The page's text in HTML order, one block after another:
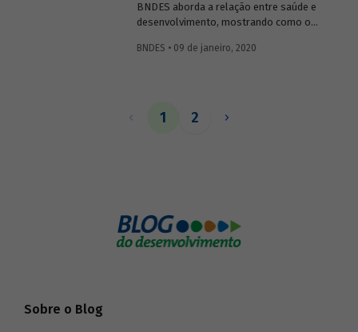
BNDES aborda a relação entre saúde e
desenvolvimento, mostrando como o
a capacidade produtiva da população, mas
tecnologia.
BNDES • 09 de janeiro, 2020
1 2
Sobre o Blog